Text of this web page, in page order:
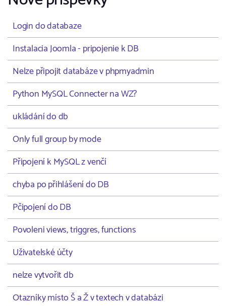
Login do databaze
Instalacia Joomla - pripojenie k DB
Nelze připojit databáze v phpmyadmin
Python MySQL Connecter na WZ?
ukládání do db
Only full group by mode
Připojení k MySQL z venčí
chyba po přihlášení do DB
Pčipojení do DB
Povoleni views, triggres, functions
Uživatelské účty
nelze vytvořit db
Otazníky místo Š a Ž v textech v databázi